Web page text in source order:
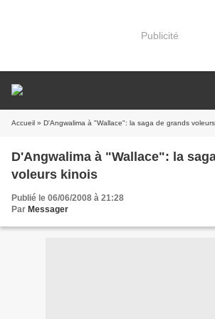
Publicité
Accueil » D'Angwalima à "Wallace": la saga de grands
D'Angwalima à "Wallace": la
voleurs kinois
Publié le 06/06/2008 à 21:28
Par Messager